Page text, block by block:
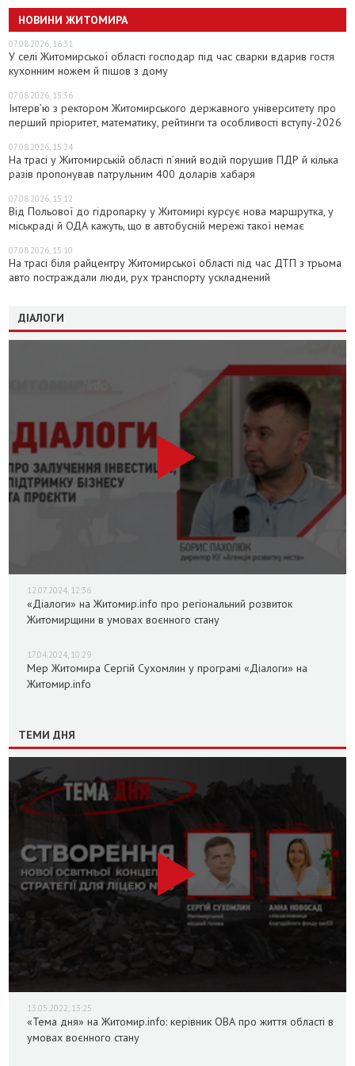
НОВИНИ ЖИТОМИРА
07.08.2026, 16:31
У селі Житомирської області господар під час сварки вдарив гостя
кухонним ножем й пішов з дому
07.08.2026, 15:36
Інтерв’ю з ректором Житомирського державного університету про
перший пріоритет, математику, рейтинги та особливості вступу-2026
07.08.2026, 15:24
На трасі у Житомирській області п’яний водій порушив ПДР й кілька
разів пропонував патрульним 400 доларів хабаря
07.08.2026, 15:12
Від Польової до гідропарку у Житомирі курсує нова маршрутка, у
міськраді й ОДА кажуть, що в автобусній мережі такої немає
07.08.2026, 15:10
На трасі біля райцентру Житомирської області під час ДТП з трьома
авто постраждали люди, рух транспорту ускладнений
ДІАЛОГИ
12.07.2024, 12:36
«Діалоги» на Житомир.info про регіональний розвиток
Житомирщини в умовах воєнного стану
17.04.2024, 10:29
Мер Житомира Сергій Сухомлин у програмі «Діалоги» на
Житомир.info
ТЕМИ ДНЯ
13.05.2022, 13:25
«Тема дня» на Житомир.info: керівник ОВА про життя області в
умовах воєнного стану